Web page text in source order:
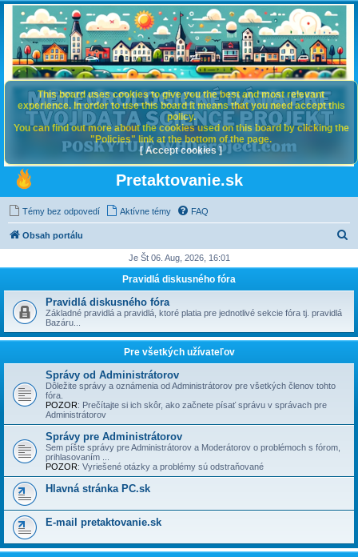
Pretaktovanie.sk
Témy bez odpovedí Aktívne témy FAQ
Obsah portálu
d
ť
Je Št 06. Aug, 2026, 16:01
Pravidlá diskusného fóra
Pravidlá diskusného fóra
Základné pravidlá a pravidlá, ktoré platia pre jednotlivé sekcie fóra tj. pravidlá
Bazáru...
Pre všetkých užívateľov
Správy od Administrátorov
Dôležite správy a oznámenia od Administrátorov pre všetkých členov tohto
fóra.
POZOR: Prečí­tajte si ich skôr, ako začnete písať správu v správach pre
Administrátorov
Správy pre Administrátorov
Sem píšte správy pre Administrátorov a Moderátorov o problémoch s fórom,
prihlasovaní­m ...
POZOR: Vyriešené otázky a problémy sú odstraňované
Hlavná stránka PC.sk
E-mail pretaktovanie.sk
This board uses cookies to give you the best and most relevant
experience. In order to use this board it means that you need accept this
policy.
You can find out more about the cookies used on this board by clicking the
"Policies" link at the bottom of the page.
[ Accept cookies ]